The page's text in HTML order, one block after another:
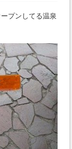
プンしてる温泉